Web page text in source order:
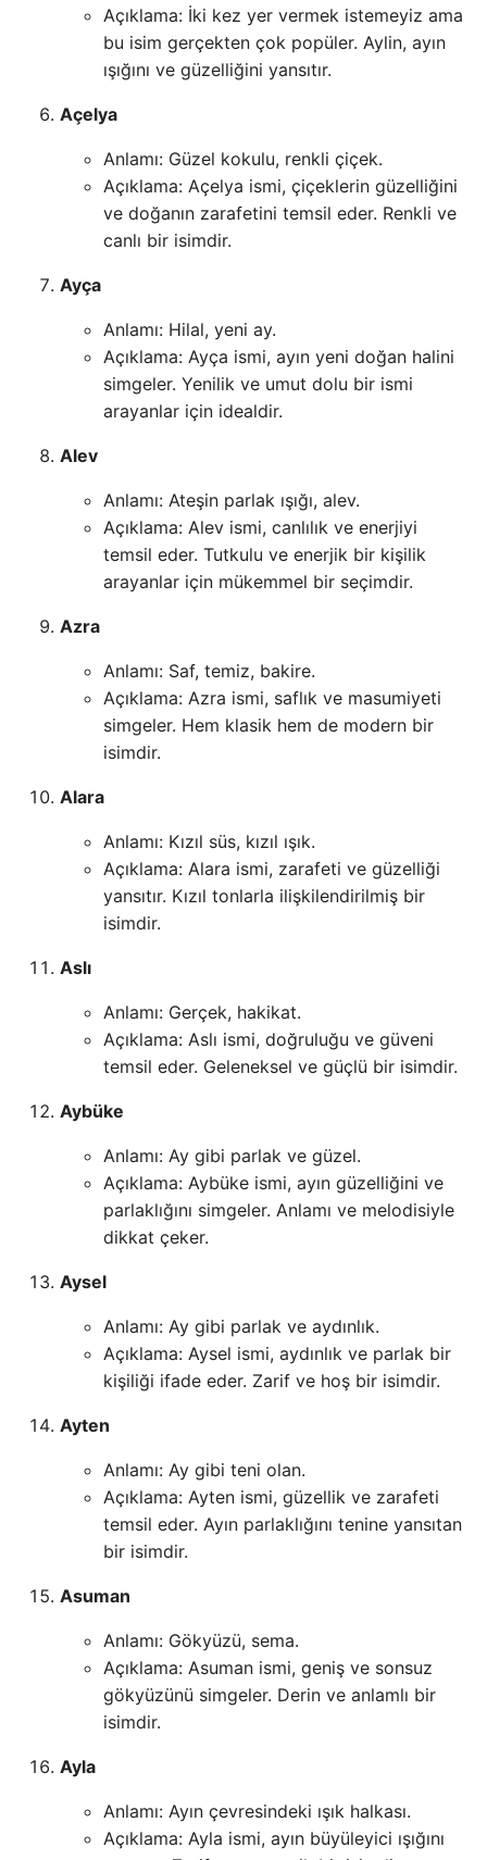
Açıklama: İki kez yer vermek istemeyiz ama
bu isim gerçekten çok popüler. Aylin, ayın
ışığını ve güzelliğini yansıtır.
Açelya
Anlamı: Güzel kokulu, renkli çiçek.
Açıklama: Açelya ismi, çiçeklerin güzelliğini
ve doğanın zarafetini temsil eder. Renkli ve
canlı bir isimdir.
Ayça
Anlamı: Hilal, yeni ay.
Açıklama: Ayça ismi, ayın yeni doğan halini
simgeler. Yenilik ve umut dolu bir ismi
arayanlar için idealdir.
Alev
Anlamı: Ateşin parlak ışığı, alev.
Açıklama: Alev ismi, canlılık ve enerjiyi
temsil eder. Tutkulu ve enerjik bir kişilik
arayanlar için mükemmel bir seçimdir.
Azra
Anlamı: Saf, temiz, bakire.
Açıklama: Azra ismi, saflık ve masumiyeti
simgeler. Hem klasik hem de modern bir
isimdir.
Alara
Anlamı: Kızıl süs, kızıl ışık.
Açıklama: Alara ismi, zarafeti ve güzelliği
yansıtır. Kızıl tonlarla ilişkilendirilmiş bir
isimdir.
Aslı
Anlamı: Gerçek, hakikat.
Açıklama: Aslı ismi, doğruluğu ve güveni
temsil eder. Geleneksel ve güçlü bir isimdir.
Aybüke
Anlamı: Ay gibi parlak ve güzel.
Açıklama: Aybüke ismi, ayın güzelliğini ve
parlaklığını simgeler. Anlamı ve melodisiyle
dikkat çeker.
Aysel
Anlamı: Ay gibi parlak ve aydınlık.
Açıklama: Aysel ismi, aydınlık ve parlak bir
kişiliği ifade eder. Zarif ve hoş bir isimdir.
Ayten
Anlamı: Ay gibi teni olan.
Açıklama: Ayten ismi, güzellik ve zarafeti
temsil eder. Ayın parlaklığını tenine yansıtan
bir isimdir.
Asuman
Anlamı: Gökyüzü, sema.
Açıklama: Asuman ismi, geniş ve sonsuz
gökyüzünü simgeler. Derin ve anlamlı bir
isimdir.
Ayla
Anlamı: Ayın çevresindeki ışık halkası.
Açıklama: Ayla ismi, ayın büyüleyici ışığını